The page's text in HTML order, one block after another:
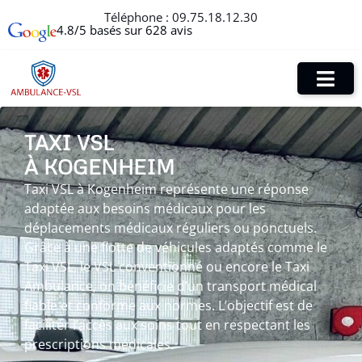
Téléphone : 09.75.18.12.30
4.8/5 basés sur 628 avis
TAXI VSL
À KOGENHEIM
Taxi VSL à Kogenheim représente une réponse
adaptée aux besoins médicaux pour les
déplacements médicaux réguliers ou ponctuels.
Grâce à une flotte de véhicules adaptés comme le
Taxi VSL, le VSL conventionné ou encore le Taxi
Ambulance, on bénéficie d’un transport médical
fiable et conforme aux normes. L’objectif est de
faciliter l’accès aux soins tout en respectant les
prescriptions médicales.